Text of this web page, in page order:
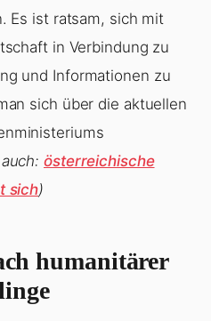
Es ist ratsam, sich mit
in Verbindung zu
und Informationen zu
sich über die aktuellen
auch:österreichische
sich)
humanitärer